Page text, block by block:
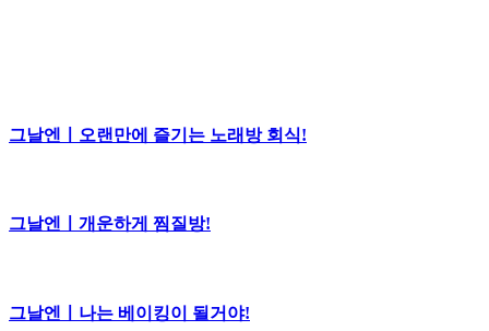
그날엔ㅣ오랜만에 즐기는 노래방 회식!
그날엔ㅣ개운하게 찜질방!
그날엔ㅣ나는 베이킹이 될거야!